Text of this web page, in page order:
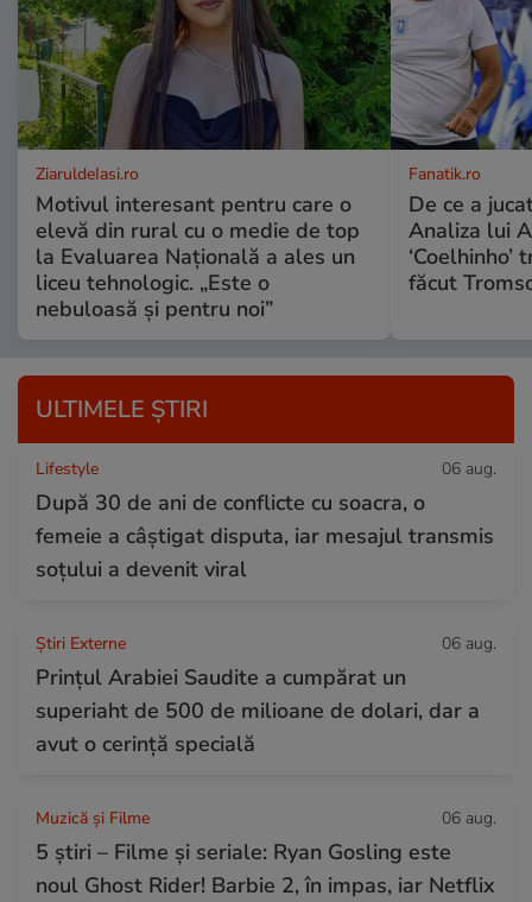
ZiaruldeIasi.ro
Motivul interesant pentru care o
elevă din rural cu o medie de top
la Evaluarea Națională a ales un
liceu tehnologic. „Este o
nebuloasă și pentru noi”
Fanatik.ro
De ce a
Analiza lui
‘Coelhinho’
făcut
ULTIMELE ȘTIRI
Lifestyle 06 aug.
După 30 de ani de conflicte cu soacra, o
femeie a câștigat disputa, iar mesajul transmis
soțului a devenit viral
Știri Externe 06 aug.
Prințul Arabiei Saudite a cumpărat un
superiaht de 500 de milioane de dolari, dar a
avut o cerință specială
Muzică și Filme 06 aug.
5 știri – Filme și seriale: Ryan Gosling este
noul Ghost Rider! Barbie 2, în impas, iar Netflix